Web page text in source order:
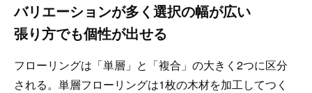
バリエーションが多く選択の幅が広い
張り方でも個性が出せる
フローリングは「単層」と「複合」の大きく2つに区分
される。単層フローリングは1枚の木材を加工してつく